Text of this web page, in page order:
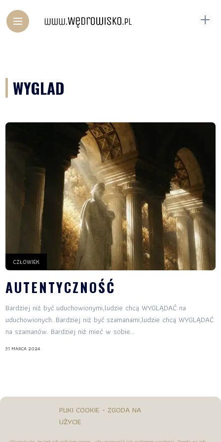
PLIKI COOKIE - ZGODA NA
UŻYCIE
WYGLAD
CZŁOWIEK
AUTENTYCZNOŚĆ
Bardziej niż być uduchowionymi,ludzie chcą WYGLĄDAĆ na
uduchowionych. Bardziej niż być szamanami,ludzie chcą WYGLĄDAĆ
na szamanów. Bardziej niż mieć w sobie...
31 MARCA 2024